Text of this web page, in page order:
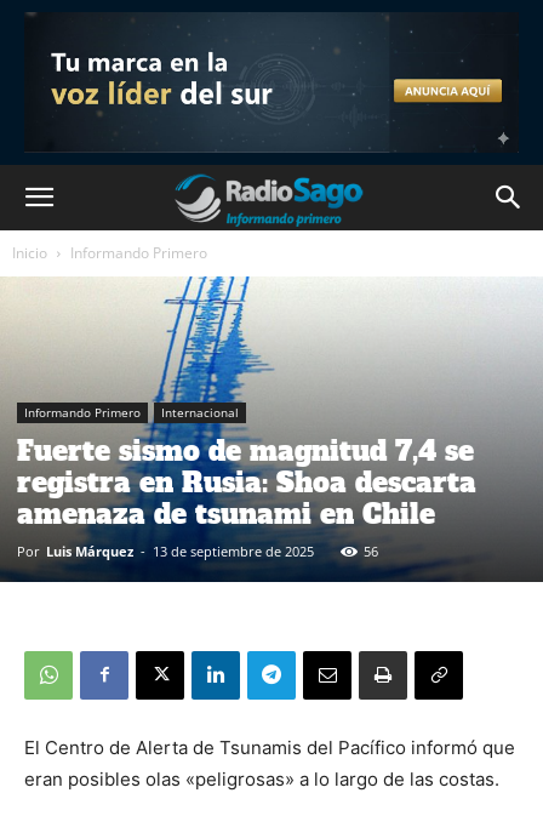
Inicio Informando Primero
Informando Primero Internacional
Fuerte sismo de magnitud 7,4 se
registra en Rusia: Shoa descarta
amenaza de tsunami en Chile
Por Luis Márquez - 13 de septiembre de 2025 56
El Centro de Alerta de Tsunamis del Pacífico informó que
eran posibles olas «peligrosas» a lo largo de las costas.